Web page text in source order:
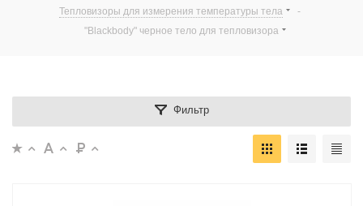
Тепловизоры для измерения температуры тела
-
"Blackbody" черное тело для тепловизора
Фильтр